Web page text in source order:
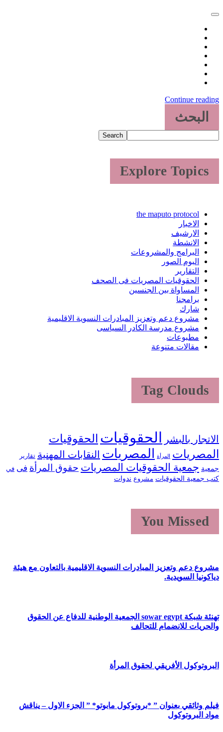
Continue reading
البحث
Search
Explore Topics
the maputo protocol
الاخبار
الارشيف
الانشطة
البرامج والمشروعات
البوم الصور
التقارير
الحقوقيات المصريات فى الصحف
المساواة بين الجنسين
برامجنا
شارك
مشروع دعم وتعزيز المبادرات النسوية الاقليمية
مشروع مدرسة الكادر السياسى
مطبوعات
مقالات متنوعة
Tag Clouds
الاتجار بالبشر الحقوقيات الحقوقيات
المصريات
المرأة المصريات النقابات المهنية تقارير
جمعية جمعية الحقوقيات المصريات حقوق المرأة فى في
كتب جمعية الحقوقيات مشروع ندوات
You Missed
مشروع دعم وتعزيز المبادرات النسوية الاقليمية بالتعاون مع هيئة
دياكونيا السويدية.
تهنئة شبكة sowar egypt الجمعية الوطنية للدفاع عن الحقوق
والحريات للانضمام للتحالف
البروتوكول الأفريقي لحقوق المرأة
فيلم وثائقي بعنوان ” *بروتوكول مابوتو* ” الجزء الاول – يناقش
مواد البروتوكول